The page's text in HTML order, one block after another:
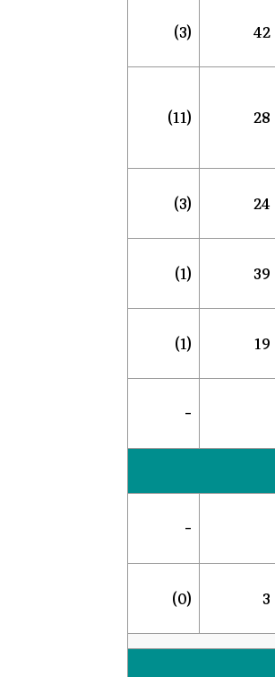
42
(3)
28
(11)
24
(3)
39
(1)
19
(1)
-
-
3
(0)